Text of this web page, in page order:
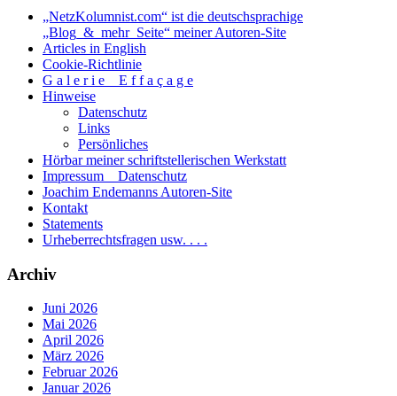
„NetzKolumnist.com“ ist die deutschsprachige
„Blog_&_mehr_Seite“ meiner Autoren-Site
Articles in English
Cookie-Richtlinie
G a l e r i e _ E f f a ç a g e
Hinweise
Datenschutz
Links
Persönliches
Hörbar meiner schriftstellerischen Werkstatt
Impressum _ Datenschutz
Joachim Endemanns Autoren-Site
Kontakt
Statements
Urheberrechtsfragen usw. . . .
Archiv
Juni 2026
Mai 2026
April 2026
März 2026
Februar 2026
Januar 2026